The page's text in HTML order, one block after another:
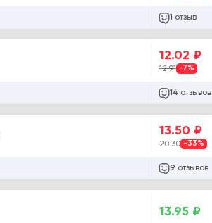
1 отзыв
12.02 ₽
12.91 -7%
14 отзывов
13.50 ₽
20.30 -33%
9 отзывов
13.95 ₽